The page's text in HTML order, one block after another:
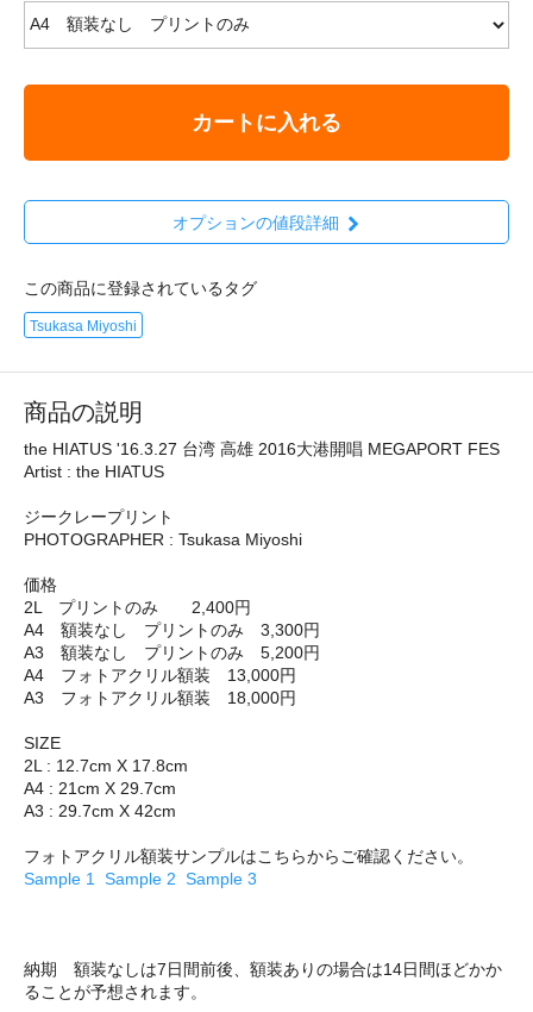
カートに入れる
オプションの値段詳細
この商品に登録されているタグ
Tsukasa Miyoshi
商品の説明
the HIATUS '16.3.27 台湾 高雄 2016大港開唱 MEGAPORT FES
Artist : the HIATUS
ジークレープリント
PHOTOGRAPHER : Tsukasa Miyoshi
価格
2L プリントのみ 2,400円
A4 額装なし プリントのみ 3,300円
A3 額装なし プリントのみ 5,200円
A4 フォトアクリル額装 13,000円
A3 フォトアクリル額装 18,000円
SIZE
2L : 12.7cm X 17.8cm
A4 : 21cm X 29.7cm
A3 : 29.7cm X 42cm
フォトアクリル額装サンプルはこちらからご確認ください。
Sample 1
Sample 2 Sample 3
納期 額装なしは7日間前後、額装ありの場合は14日間ほどかか
ることが予想されます。